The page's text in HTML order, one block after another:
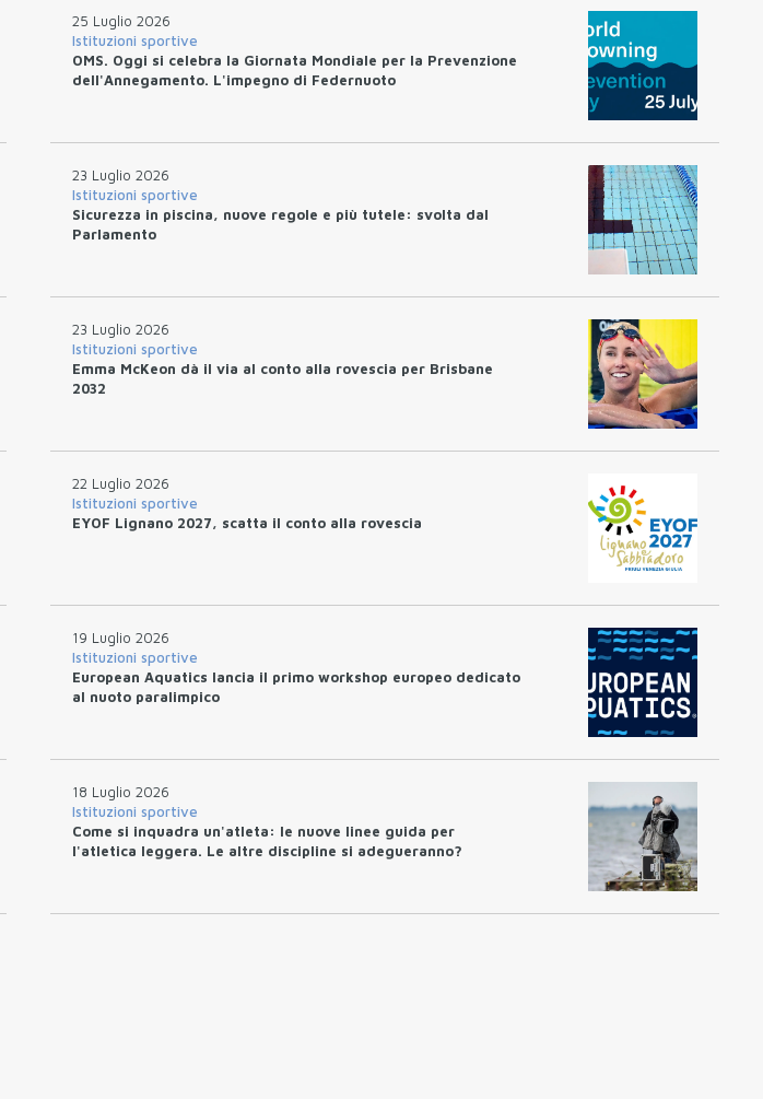
25 Luglio 2026
Istituzioni sportive
OMS. Oggi si celebra la Giornata Mondiale per la Prevenzione
dell'Annegamento. L'impegno di Federnuoto
23 Luglio 2026
Istituzioni sportive
Sicurezza in piscina, nuove regole e più tutele: svolta dal
Parlamento
23 Luglio 2026
Istituzioni sportive
Emma McKeon dà il via al conto alla rovescia per Brisbane
2032
22 Luglio 2026
Istituzioni sportive
EYOF Lignano 2027, scatta il conto alla rovescia
19 Luglio 2026
Istituzioni sportive
European Aquatics lancia il primo workshop europeo dedicato
al nuoto paralimpico
18 Luglio 2026
Istituzioni sportive
Come si inquadra un'atleta: le nuove linee guida per
l'atletica leggera. Le altre discipline si adegueranno?